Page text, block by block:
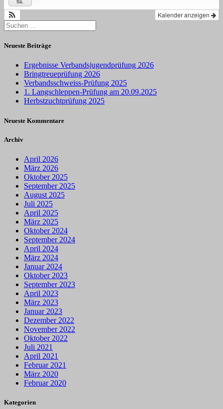
Kalender anzeigen
Suchen
nach:
Neueste Beiträge
Ergebnisse Verbandsjugendprüfung 2026
Bringtreueprüfung 2026
Verbandsschweiss-Prüfung 2025
1. Langschleppen-Prüfung am 20.09.2025
Herbstzuchtprüfung 2025
Neueste Kommentare
Archiv
April 2026
März 2026
Oktober 2025
September 2025
August 2025
Juli 2025
April 2025
März 2025
Oktober 2024
September 2024
April 2024
März 2024
Januar 2024
Oktober 2023
September 2023
April 2023
März 2023
Januar 2023
Dezember 2022
November 2022
Oktober 2022
Juli 2021
April 2021
Februar 2021
März 2020
Februar 2020
Kategorien